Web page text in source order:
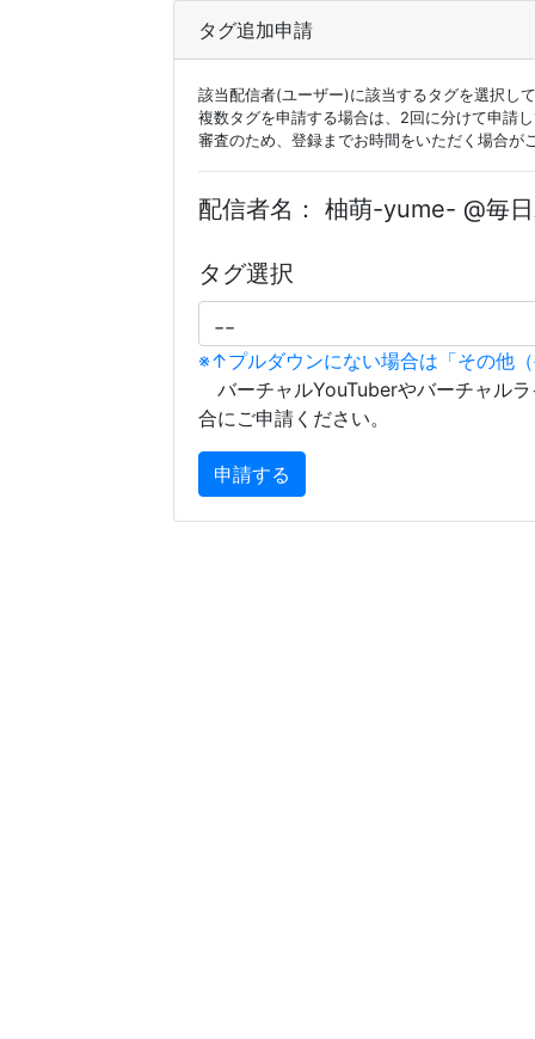
タグ追加申請
該当配信者(ユーザー)に該当するタグを選択し
複数タグを申請する場合は、2回に分けて申請
審査のため、登録までお時間をいただく場合が
配信者名： 柚萌-yume- @毎
タグ選択
※↑プルダウンにない場合は「その他
バーチャルYouTuberやバーチャル
合にご申請ください。
申請する